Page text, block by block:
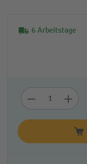
6 Arbeitstage